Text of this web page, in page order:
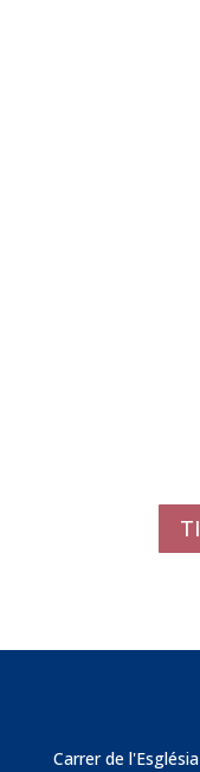
Carrer de